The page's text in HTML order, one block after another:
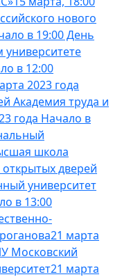
нового
в 19:00 День
университете
в 12:00
2023 года
Академия труда и
года Начало в
школа
дверей
университет
в 13:00
21 марта
Московский
21 марта